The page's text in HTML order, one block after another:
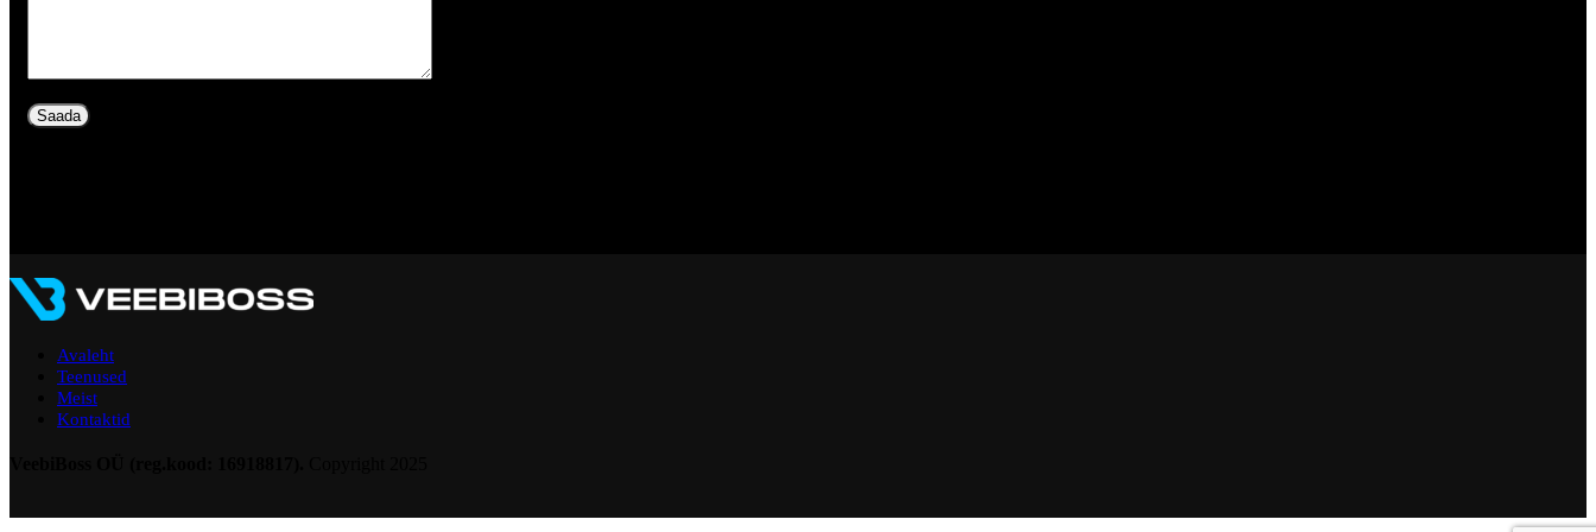
Avaleht
Teenused
Meist
Kontaktid